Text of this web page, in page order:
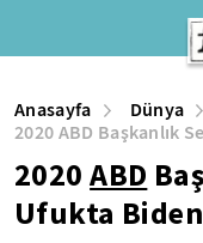
Anasayfa
Dünya
2020 ABD Başkanlık
2020ABD
Ufukta